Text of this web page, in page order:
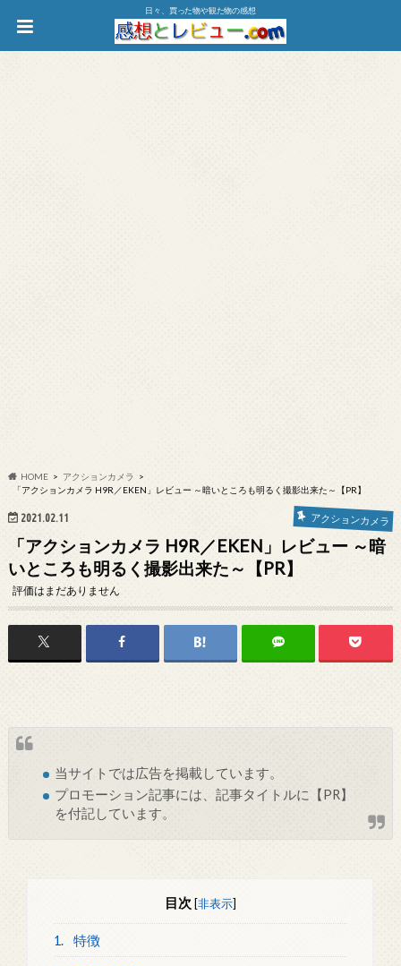
日々、買った物や観た物の感想
HOME
アクションカメラ
「アクションカメラ H9R／EKEN」レビュー ～暗いところも明るく撮影出来た～【PR】
2021.02.11 アクションカメラ
「アクションカメラ H9R／EKEN」レビュー ～暗
いところも明るく撮影出来た～【PR】
評価はまだありません
当サイトでは広告を掲載しています。
プロモーション記事には、記事タイトルに【PR】
を付記しています。
目次 [非表示]
1. 特徴